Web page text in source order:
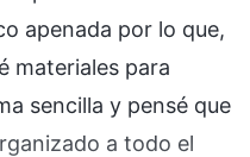
apenada por lo que,
materiales para
sencilla y pensé que
a todo el